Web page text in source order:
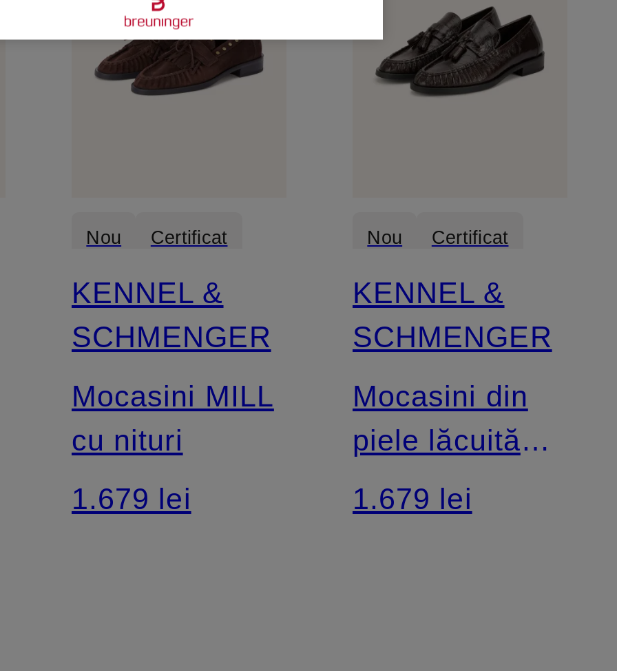
Nou Certificat
KENNEL &
SCHMENGER
Mocasini MILL
cu nituri
1.679 lei
Nou Certificat
KENNEL &
SCHMENGER
Mocasini din
piele lăcuită
MILL
1.679 lei